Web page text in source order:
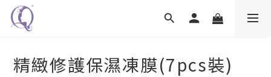
精緻修護保濕凍膜(7pcs裝)